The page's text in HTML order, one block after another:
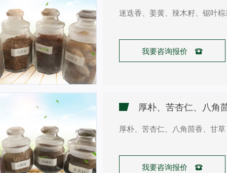
迷迭香、姜黄、辣木籽、锯叶棕
我要咨询报价 
厚朴、苦杏仁、八角茴香、甘草
我要咨询报价 